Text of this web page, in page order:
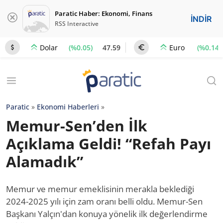
Paratic Haber: Ekonomi, Finans
RSS Interactive İNDİR
Dolar (%0.05) 47.59 Euro (%0.14)
Paratic » Ekonomi Haberleri »
Memur-Sen’den İlk
Açıklama Geldi! “Refah Payı
Alamadık”
Memur ve memur emeklisinin merakla beklediği
2024-2025 yılı için zam oranı belli oldu. Memur-Sen
Başkanı Yalçın'dan konuya yönelik ilk değerlendirme